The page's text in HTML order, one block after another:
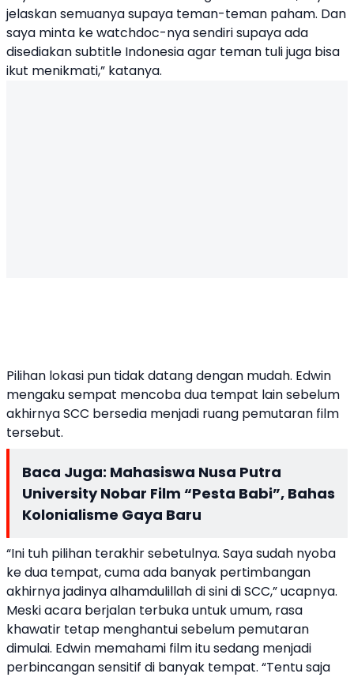
jelaskan semuanya supaya teman-teman paham. Dan
saya minta ke watchdoc-nya sendiri supaya ada
disediakan subtitle Indonesia agar teman tuli juga bisa
ikut menikmati,” katanya.
Pilihan lokasi pun tidak datang dengan mudah. Edwin
mengaku sempat mencoba dua tempat lain sebelum
akhirnya SCC bersedia menjadi ruang pemutaran film
tersebut.
Baca Juga: Mahasiswa Nusa Putra
University Nobar Film “Pesta Babi”, Bahas
Kolonialisme Gaya Baru
“Ini tuh pilihan terakhir sebetulnya. Saya sudah nyoba
ke dua tempat, cuma ada banyak pertimbangan
akhirnya jadinya alhamdulillah di sini di SCC,” ucapnya.
Meski acara berjalan terbuka untuk umum, rasa
khawatir tetap menghantui sebelum pemutaran
dimulai. Edwin memahami film itu sedang menjadi
perbincangan sensitif di banyak tempat. “Tentu saja